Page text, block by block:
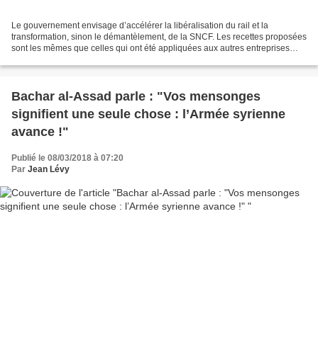
Le gouvernement envisage d’accélérer la libéralisation du rail et la
transformation, sinon le démantèlement, de la SNCF. Les recettes proposées
sont les mêmes que celles qui ont été appliquées aux autres entreprises
Bachar al-Assad parle : "Vos mensonges
signifient une seule chose : l’Armée syrienne
avance !"
Publié le 08/03/2018 à 07:20
Par Jean Lévy